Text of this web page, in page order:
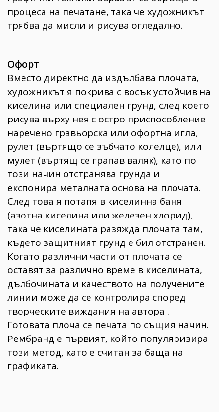
процеса на печатане, така че художникът
трябва да мисли и рисува огледално.
Офорт
Вместо директно да издълбава плочата,
художникът я покрива с восък устойчив на
киселина или специален грунд, след което
рисува върху нея с остро приспособление
наречено гравьорска или офортна игла,
рулет (въртящо се зъбчато колелце), или
мулет (въртящ се грапав валяк), като по
този начин отстранява грунда и
експонира металната основа на плочата.
След това я потапя в киселинна баня
(азотна киселина или железен хлорид),
така че киселината разяжда плочата там,
където защитният грунд е бил отстранен.
Когато различни части от плочата се
оставят за различно време в киселината,
дълбочината и качеството на получените
линии може да се контролира според
творческите виждания на автора .
Готовата плоча се печата по същия начин.
Рембранд е първият, който популяризира
този метод, като е считан за баща на
графиката.